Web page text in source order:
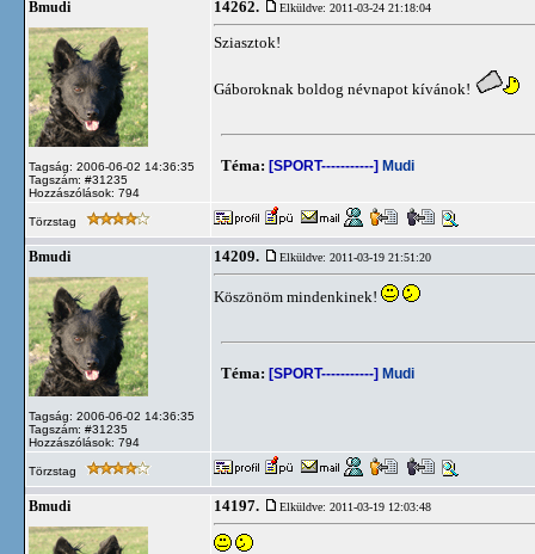
Bmudi
Tagság: 2006-06-02 14:36:35
Tagszám: #31235
Hozzászólások: 794
14262. Elküldve: 2011-03-24 21:18:04
Sziasztok!
Gáboroknak boldog névnapot kívánok!
Téma: [SPORT-----------] Mudi
Törzstag
Bmudi
Tagság: 2006-06-02 14:36:35
Tagszám: #31235
Hozzászólások: 794
14209. Elküldve: 2011-03-19 21:51:20
Köszönöm mindenkinek!
Téma: [SPORT-----------] Mudi
Törzstag
Bmudi 14197. Elküldve: 2011-03-19 12:03:48